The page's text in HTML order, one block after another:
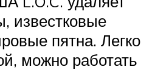
известковые
пятна. Легко
можно работать